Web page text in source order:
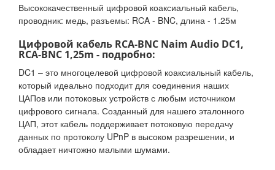
Высококачественный цифровой коаксиальный кабель,
проводник: медь, разъемы: RCA - BNC, длина - 1.25м
Цифровой кабель RCA-BNC Naim Audio DC1,
RCA-BNC 1,25m - подробно:
DC1 – это многоцелевой цифровой коаксиальный кабель,
который идеально подходит для соединения наших
ЦАПов или потоковых устройств с любым источником
цифрового сигнала. Созданный для нашего эталонного
ЦАП, этот кабель поддерживает потоковую передачу
данных по протоколу UPnP в высоком разрешении, и
обладает ничтожно малыми шумами.